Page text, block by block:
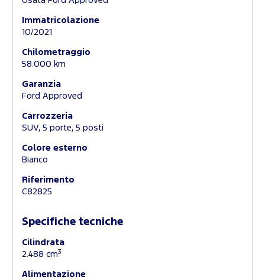
Immatricolazione
10/2021
Chilometraggio
58.000 km
Garanzia
Ford Approved
Carrozzeria
SUV, 5 porte, 5 posti
Colore esterno
Bianco
Riferimento
C82825
Specifiche tecniche
Cilindrata
2.488 cm3
Alimentazione